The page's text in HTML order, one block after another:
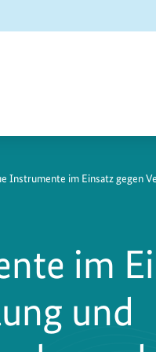
Instrumente im Einsatz gegen
im
und